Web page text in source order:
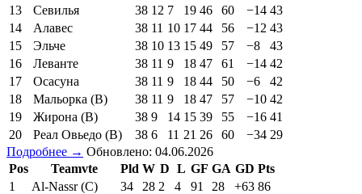
13
Севилья 38 12 7 19 46 60 −14 43
14
Алавес 38 11 10 17 44 56 −12 43
15
Эльче 38 10 13 15 49 57 −8
43
16
Леванте 38 11 9 18 47 61 −14 42
17
Осасуна 38 11 9 18 44 50 −6
42
18
Мальорка (В) 38 11 9 18 47 57 −10 42
19
Жирона (В) 38 9 14 15 39 55 −16 41
20
Реал Овьедо (В) 38 6 11 21 26 60 −34 29
Подробнее → Обновлено: 04.06.2026
Pos
Teamvte Pld W D L GF GA GD Pts
1
Al-Nassr (C) 34 28 2 4 91 28 +63 86